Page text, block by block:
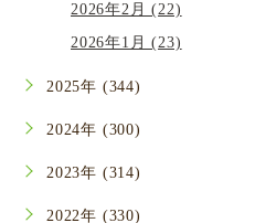
2026年2月 (22)
2026年1月 (23)
2025年 (344)
2024年 (300)
2023年 (314)
2022年 (330)